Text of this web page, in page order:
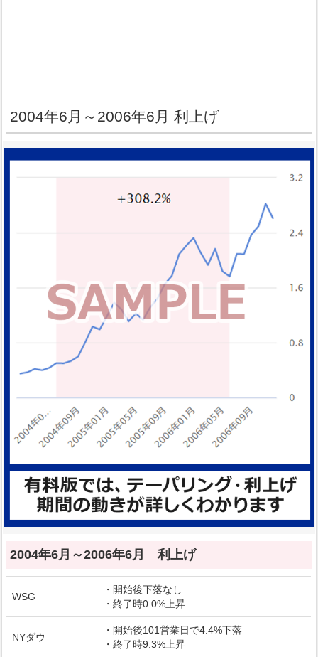
2004年6月～2006年6月 利上げ
2004年6月～2006年6月 利上げ
WSG
・開始後下落なし
・終了時0.0%上昇
NYダウ
・開始後101営業日で4.4%下落
・終了時9.3%上昇